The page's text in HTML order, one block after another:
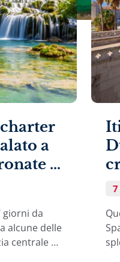
a
e
giorni da
alcune delle
centrale e
7